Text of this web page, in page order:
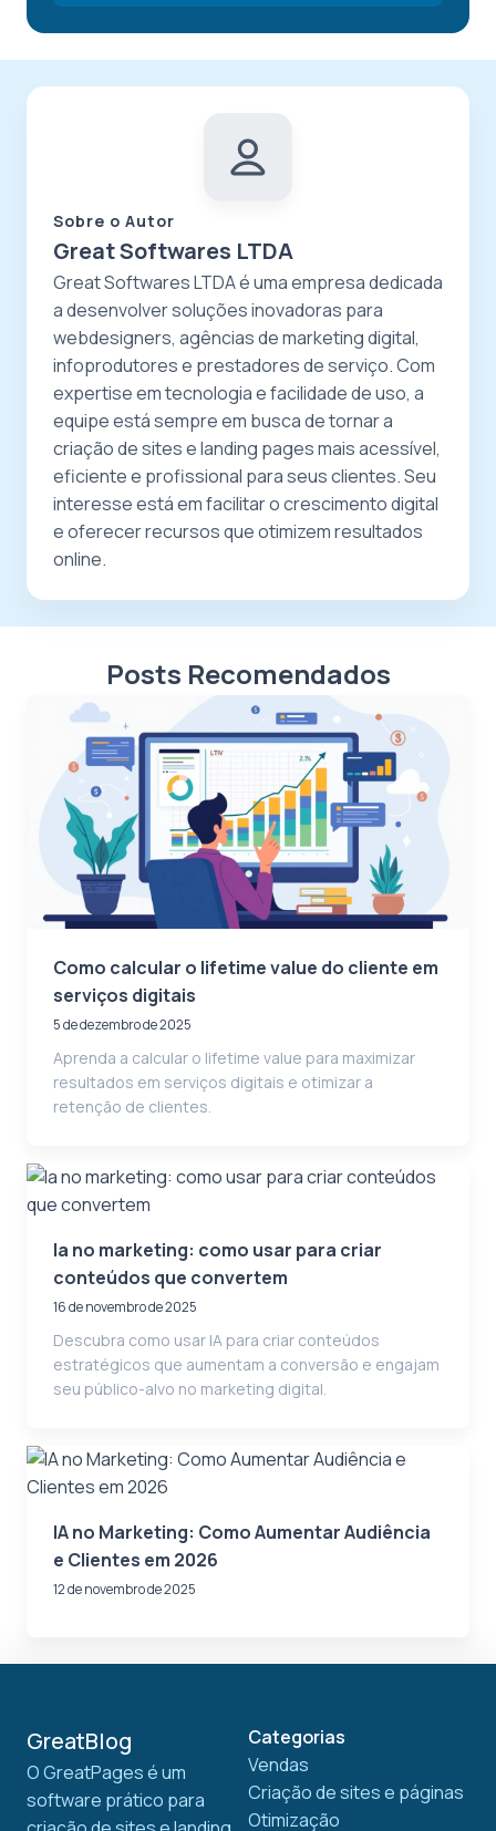
Sobre o Autor
Great Softwares LTDA
Great Softwares LTDA é uma empresa dedicada
a desenvolver soluções inovadoras para
webdesigners, agências de marketing digital,
infoprodutores e prestadores de serviço. Com
expertise em tecnologia e facilidade de uso, a
equipe está sempre em busca de tornar a
criação de sites e landing pages mais acessível,
eficiente e profissional para seus clientes. Seu
interesse está em facilitar o crescimento digital
e oferecer recursos que otimizem resultados
online.
Posts Recomendados
Como calcular o lifetime value do cliente em
serviços digitais
5 de dezembro de 2025
Aprenda a calcular o lifetime value para maximizar
resultados em serviços digitais e otimizar a
retenção de clientes.
Ia no marketing: como usar para criar
conteúdos que convertem
16 de novembro de 2025
Descubra como usar IA para criar conteúdos
estratégicos que aumentam a conversão e engajam
seu público-alvo no marketing digital.
IA no Marketing: Como Aumentar Audiência
e Clientes em 2026
12 de novembro de 2025
GreatBlog
O GreatPages é um
software prático para
Categorias
Vendas
Criação de sites e páginas
Otimização